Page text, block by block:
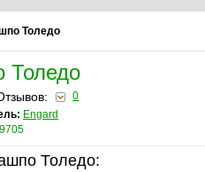
Толедо
Толедо
0
Engard
9705
Толедо: